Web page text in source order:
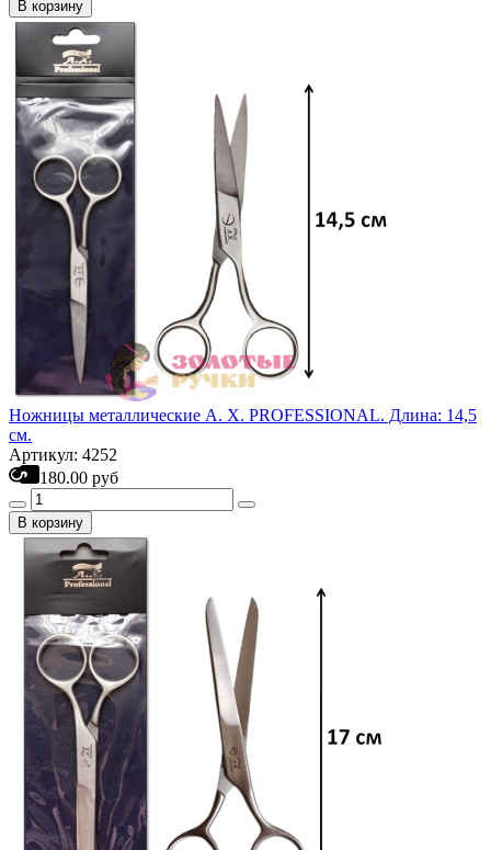
В корзину
Ножницы металлические А. Х. PROFESSIONAL. Длина: 14,5
см.
Артикул: 4252
180.00 руб
В корзину